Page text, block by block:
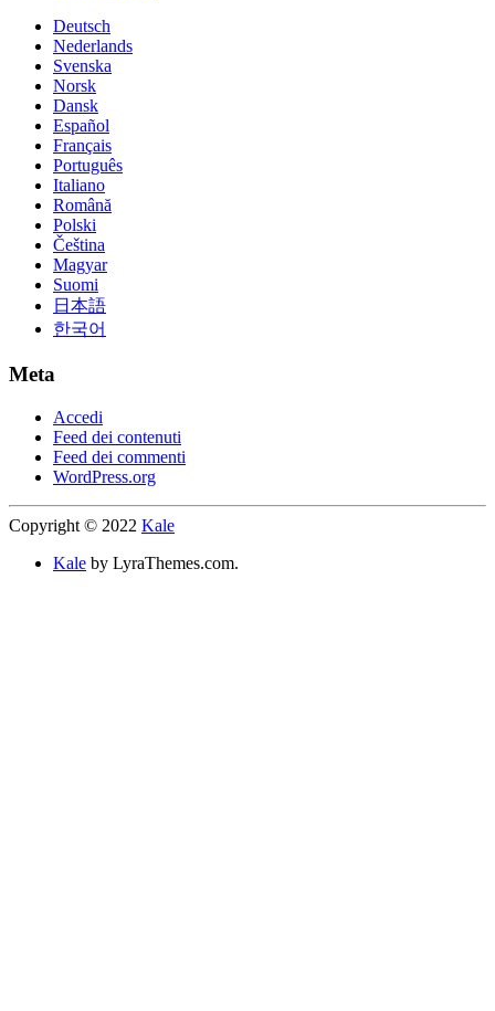
Deutsch
Nederlands
Svenska
Norsk
Dansk
Español
Français
Português
Italiano
Română
Polski
Čeština
Magyar
Suomi
日本語
한국어
Meta
Accedi
Feed dei contenuti
Feed dei commenti
WordPress.org
Copyright © 2022 Kale
Kale by LyraThemes.com.